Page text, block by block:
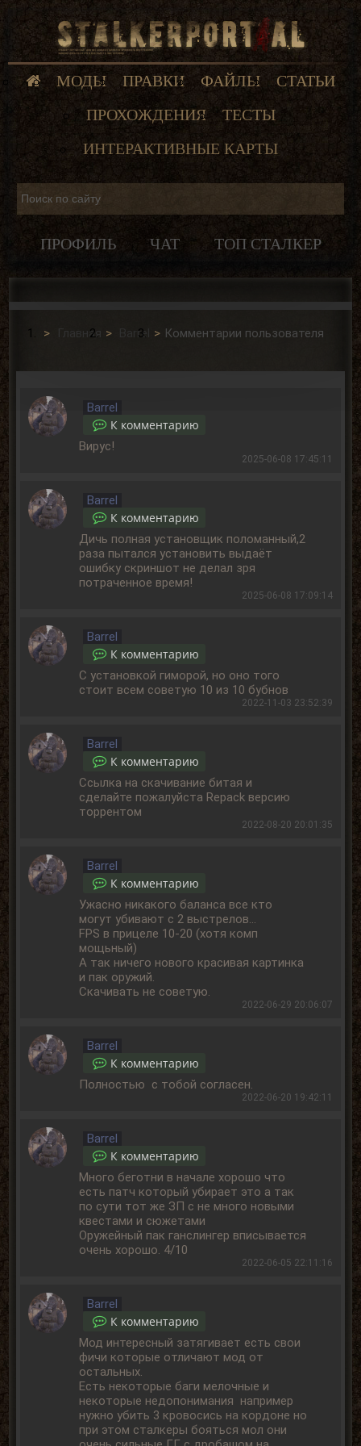
МОДЫ ПРАВКИ ФАЙЛЫ
СТАТЬИ
ПРОХОЖДЕНИЯ
ТЕСТЫ
ИНТЕРАКТИВНЫЕ КАРТЫ
ПРОФИЛЬ ЧАТ ТОП СТАЛКЕР
Главная Barrel Комментарии пользователя
Barrel
К комментарию
Вирус!
2025-06-08 17:45:11
Barrel
К комментарию
Дичь полная установщик поломанный,2
раза пытался установить выдаёт
ошибку скриншот не делал зря
потраченное время!
2025-06-08 17:09:14
Barrel
К комментарию
С установкой гиморой, но оно того
стоит всем советую 10 из 10 бубнов
2022-11-03 23:52:39
Barrel
К комментарию
Ссылка на скачивание битая и
сделайте пожалуйста Repack версию
торрентом
2022-08-20 20:01:35
Barrel
К комментарию
Ужасно никакого баланса все кто
могут убивают с 2 выстрелов...
FPS в прицеле 10-20 (хотя комп
мощьный)
А так ничего нового красивая картинка
и пак оружий.
Скачивать не советую.
2022-06-29 20:06:07
Barrel
К комментарию
Полностью с тобой согласен.
2022-06-20 19:42:11
Barrel
К комментарию
Много беготни в начале хорошо что
есть патч который убирает это а так
по сути тот же ЗП с не много новыми
квестами и сюжетами
Оружейный пак ганслингер вписывается
очень хорошо. 4/10
2022-06-05 22:11:16
Barrel
К комментарию
Мод интересный затягивает есть свои
фичи которые отличают мод от
остальных.
Есть некоторые баги мелочные и
некоторые недопонимания например
нужно убить 3 кровосись на кордоне но
при этом сталкеры бояться мол они